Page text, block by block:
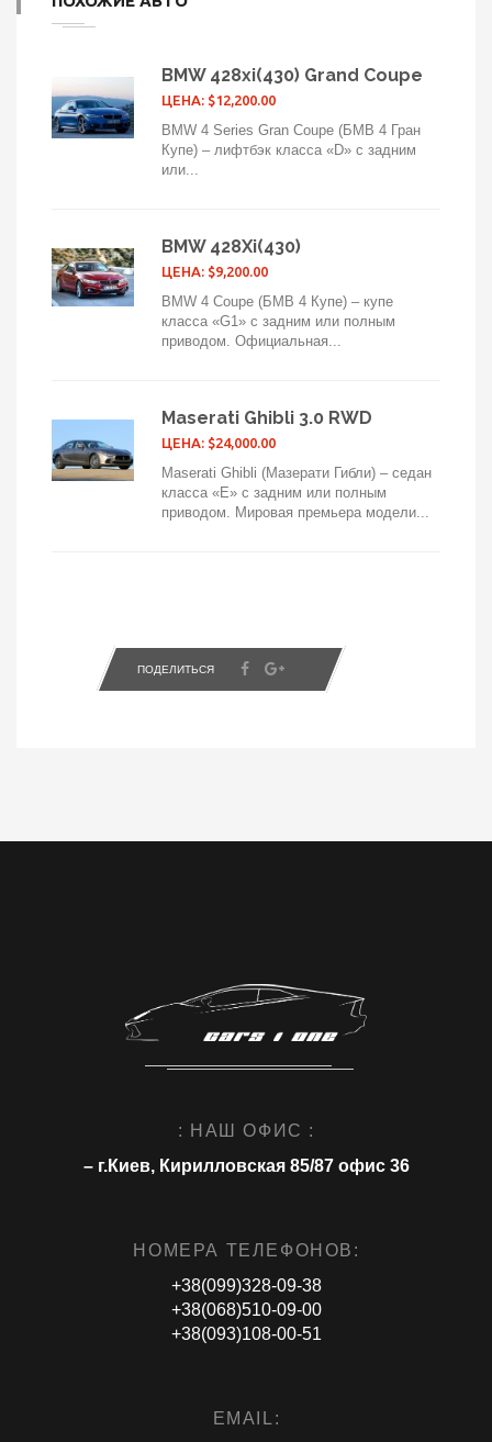
BMW 428xi(430) Grand Coupe
ЦЕНА: $12,200.00
BMW 4 Series Gran Coupe (БМВ 4 Гран
Купе) – лифтбэк класса «D» с задним
или...
BMW 428Xi(430)
ЦЕНА: $9,200.00
BMW 4 Coupe (БМВ 4 Купе) – купе
класса «G1» с задним или полным
приводом. Официальная...
Maserati Ghibli 3.0 RWD
ЦЕНА: $24,000.00
Maserati Ghibli (Мазерати Гибли) – седан
класса «E» с задним или полным
приводом. Мировая премьера модели...
ПОДЕЛИТЬСЯ
: НАШ ОФИС :
– г.Киев, Кирилловская 85/87 офис 36
НОМЕРА ТЕЛЕФОНОВ:
+38(099)328-09-38
+38(068)510-09-00
+38(093)108-00-51
EMAIL: